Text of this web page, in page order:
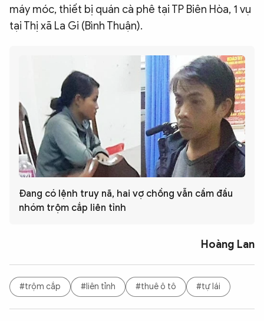
máy móc, thiết bị quán cà phê tại TP Biên Hòa, 1 vụ
tại Thị xã La Gi (Bình Thuận).
Đang có lệnh truy nã, hai vợ chồng vẫn cầm đầu
nhóm trộm cắp liên tỉnh
Hoàng Lan
#trộm cắp #liên tỉnh #thuê ô tô #tự lái